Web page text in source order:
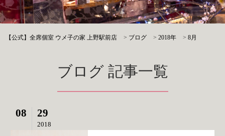
【公式】全席個室 ウメ子の家 上野駅前店 > ブログ >2018年 >8月
ブログ 記事一覧
08 29
2018